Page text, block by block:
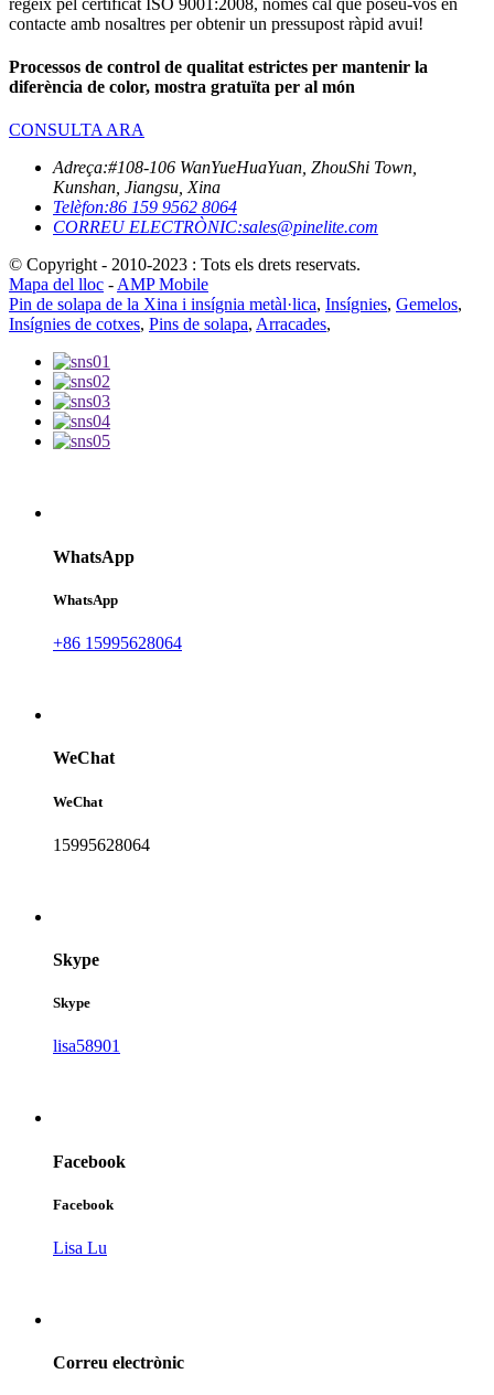
regeix pel certificat ISO 9001:2008, només cal que poseu-vos en
contacte amb nosaltres per obtenir un pressupost ràpid avui!
Processos de control de qualitat estrictes per mantenir la
diferència de color, mostra gratuïta per al món
CONSULTA ARA
Adreça:#108-106 WanYueHuaYuan, ZhouShi Town,
Kunshan, Jiangsu, Xina
Telèfon:86 159 9562 8064
CORREU ELECTRÒNIC:sales@pinelite.com
© Copyright - 2010-2023 : Tots els drets reservats.
Mapa del lloc -AMP Mobile
Pin de solapa de la Xina i insígnia metàl·lica, Insígnies, Gemelos,
Insígnies de cotxes, Pins de solapa, Arracades,
WhatsApp
WhatsApp
+86 15995628064
WeChat
WeChat
15995628064
Skype
Skype
lisa58901
Facebook
Facebook
Lisa Lu
Correu electrònic